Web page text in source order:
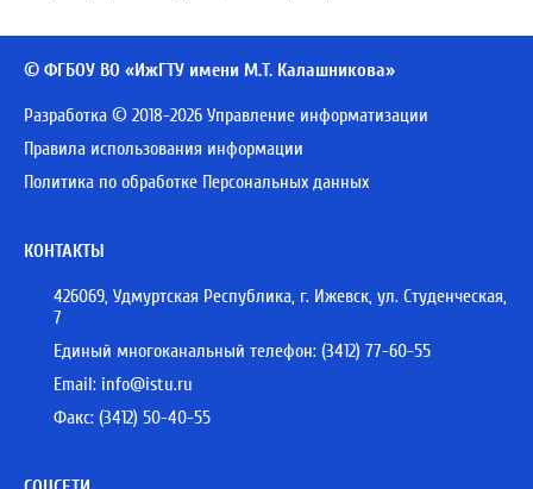
© ФГБОУ ВО «ИжГТУ имени М.Т. Калашникова»
Разработка © 2018-2026 Управление информатизации
Правила использования информации
Политика по обработке Персональных данных
КОНТАКТЫ
426069, Удмуртская Республика, г. Ижевск, ул. Студенческая,
7
Единый многоканальный телефон: (3412) 77-60-55
Email: info@istu.ru
Факс: (3412) 50-40-55